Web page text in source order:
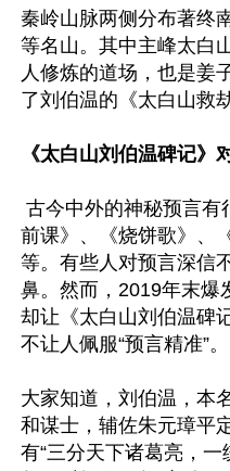
秦岭山脉两侧分布著终
等名山。其中主峰太白
人修炼的道场，也是姜
了刘伯温的《太白山救
《太白山刘伯温碑记》
前课》、《烧饼歌》、
等。有些人对预言深信
鼻。然而，2019年末爆
却让《太白山刘伯温碑
不让人佩服“预言精准”。
大家知道，刘伯温，本
和谋士，辅佐朱元璋平
有“三分天下诸葛亮，一